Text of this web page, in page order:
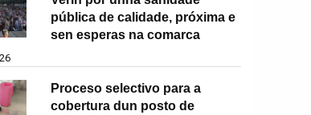
pública de calidade, próxima e
sen esperas na comarca
Proceso selectivo para a
cobertura dun posto de